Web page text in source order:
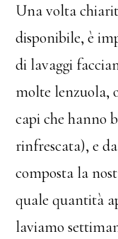
Una volta
disponibile, è
di lavaggi
molte lenzuola,
capi che hanno
rinfrescata), e
composta la
quale quantità
laviamo